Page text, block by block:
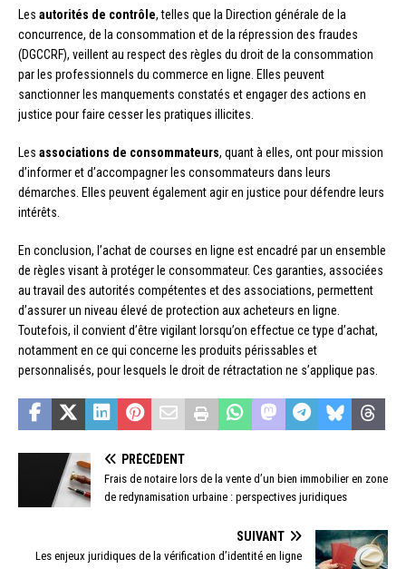
Les autorités de contrôle, telles que la Direction générale de la
concurrence, de la consommation et de la répression des fraudes
(DGCCRF), veillent au respect des règles du droit de la consommation
par les professionnels du commerce en ligne. Elles peuvent
sanctionner les manquements constatés et engager des actions en
justice pour faire cesser les pratiques illicites.
Les associations de consommateurs, quant à elles, ont pour mission
d’informer et d’accompagner les consommateurs dans leurs
démarches. Elles peuvent également agir en justice pour défendre leurs
intérêts.
En conclusion, l’achat de courses en ligne est encadré par un ensemble
de règles visant à protéger le consommateur. Ces garanties, associées
au travail des autorités compétentes et des associations, permettent
d’assurer un niveau élevé de protection aux acheteurs en ligne.
Toutefois, il convient d’être vigilant lorsqu’on effectue ce type d’achat,
notamment en ce qui concerne les produits périssables et
personnalisés, pour lesquels le droit de rétractation ne s’applique pas.
PRÉCÉDENT
Frais de notaire lors de la vente d’un bien immobilier en zone
de redynamisation urbaine : perspectives juridiques
SUIVANT
Les enjeux juridiques de la vérification d’identité en ligne